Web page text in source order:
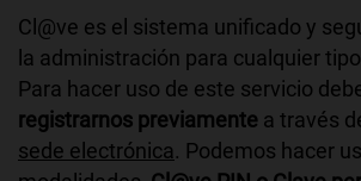
Cl@ve es el sistema unificado y
la administración para cualquier
Para hacer uso de este servicio
registrarnos previamente a través
sede electrónica. Podemos hacer